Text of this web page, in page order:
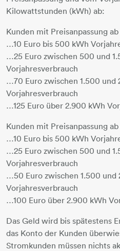
Kilowattstunden (kWh) ab:
Kunden mit Preisanpassung
…10 Euro bis 500 kWh
…25 Euro zwischen 500 und
Vorjahresverbrauch
…70 Euro zwischen 1.500 und
Vorjahresverbrauch
…125 Euro über 2.900 kWh
Kunden mit Preisanpassung
…10 Euro bis 500 kWh
…25 Euro zwischen 500 und
Vorjahresverbrauch
…50 Euro zwischen 1.500 und
Vorjahresverbrauch
…100 Euro über 2.900 kWh
Das Geld wird bis spätestens
das Konto der Kunden
Stromkunden müssen nichts